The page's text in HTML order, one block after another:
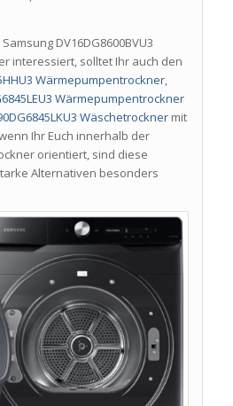
DV16DG8600BVU3
interessiert, solltet Ihr auch den
Wärmepumpentrockner,
Wärmepumpentrockner
Wäschetrocknermit
Ihr Euch innerhalb der
orientiert, sind diese
Alternativen besonders